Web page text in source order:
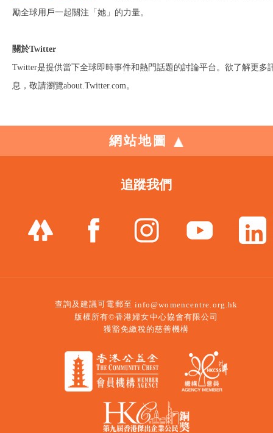
勵全球用戶一起關注「她」的力量。
關於Twitter
Twitter是提供當下全球即時事件和熱門話題的討論平台。欲了解更多
息，敬請瀏覽about.Twitter.com。
網站地圖
追蹤我們
查詢及建議可電郵至 info@womencentre.org.hk
版權所有©香港婦女中心協會有限公司
獲豁免繳稅的慈善機構